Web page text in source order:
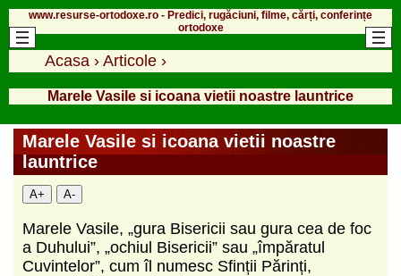
www.resurse-ortodoxe.ro - Predici, rugăciuni, filme, cărți, conferințe
ortodoxe
Acasa › Articole ›
Marele Vasile si icoana vietii noastre launtrice
Marele Vasile si icoana vietii noastre
launtrice
A+ A-
Marele Vasile, „gura Bisericii sau gura cea de foc
a Duhului”, „ochiul Bisericii” sau „împăratul
Cuvintelor”, cum îl numesc Sfinții Părinți,